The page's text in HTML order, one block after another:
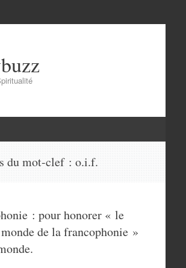
du mot-clef : o.i.f.
: pour honorer « le
de la francophonie »